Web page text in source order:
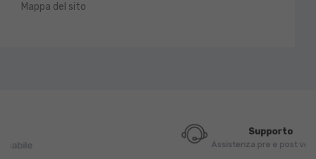
Mappa del sito
Assistenza pre e post vendita